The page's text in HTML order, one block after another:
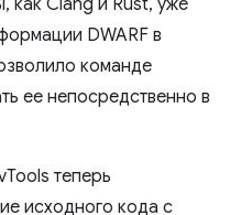
DWARF в
команде
ее непосредственно в
теперь
исходного кода с